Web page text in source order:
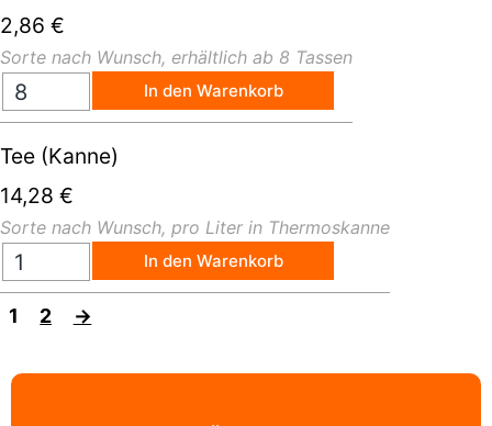
2,86 €
Sorte nach Wunsch, erhältlich ab 8 Tassen
In den Warenkorb
Tee (Kanne)
14,28 €
Sorte nach Wunsch, pro Liter in Thermoskanne
In den Warenkorb
1 2 →